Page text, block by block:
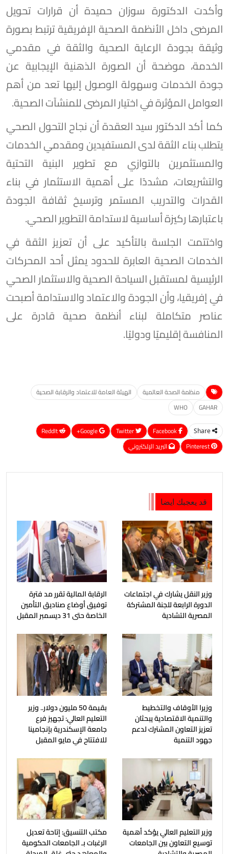
وأكدت الدكتورة سوزان حميدة أن قرارات تحويل
المرضى داخل الأنظمة الصحية الإفريقية ترتبط بصورة
وثيقة بجودة الرعاية الصحية والثقة في مقدمي
الخدمة، موضحة أن الصورة الذهنية الإيجابية عن
جودة الخدمات وسهولة الوصول إليها تعد من أهم
العوامل المؤثرة في اختيار المرضى للمنشآت الصحية.
كما أكد الدكتور سيد العقدة أن نجاح التحول الصحي
يتطلب بناء الثقة لدى المستفيدين ومقدمي الخدمات
والمستثمرين بالتوازي مع تطوير البنية التحتية
والتشريعات، مشددًا على أهمية الاستثمار في بناء
القدرات والتدريب المستمر وترسيخ ثقافة الجودة
باعتبارها ركيزة أساسية لاستدامة التطوير الصحي.
واختتمت الجلسة بالتأكيد على أن تعزيز الثقة في
الخدمات الصحية العابرة للحدود يمثل أحد المحركات
الرئيسية لمستقبل السياحة الصحية والاستثمار الصحي
في إفريقيا، وأن الجودة والاعتماد والاستدامة أصبحت
عناصر متكاملة لبناء أنظمة صحية قادرة على
المنافسة إقليميًا ودوليًا.
منظمة الصحة العالمية
الهيئة العامة للاعتماد والرقابة الصحية
GAHAR
WHO
Share
Google+
ReddIt
Pinterest
البريد الإلكتروني
قد يعجبك ايضا
وزير النقل يشارك في اجتماعات
الدورة الرابعة للجنة المشتركة
المصرية التشادية
الرقابة المالية تقرر مد فترة
توفيق أوضاع صناديق التأمين
الخاصة حتى 31 ديسمبر المقبل
وزيرا الأوقاف والتخطيط
والتنمية الاقتصادية يبحثان
تعزيز التعاون المشترك لدعم
جهود التنمية
بقيمة 50 مليون دولار.. وزير
التعليم العالي: تجهيز فرع
جامعة الإسكندرية بإنجامينا
للافتتاح في مايو المقبل
وزير التعليم العالي يؤكد أهمية
توسيع التعاون بين الجامعات
مكتب التنسيق: إتاحة تعديل
الرغبات بـ الجامعات الحكومية